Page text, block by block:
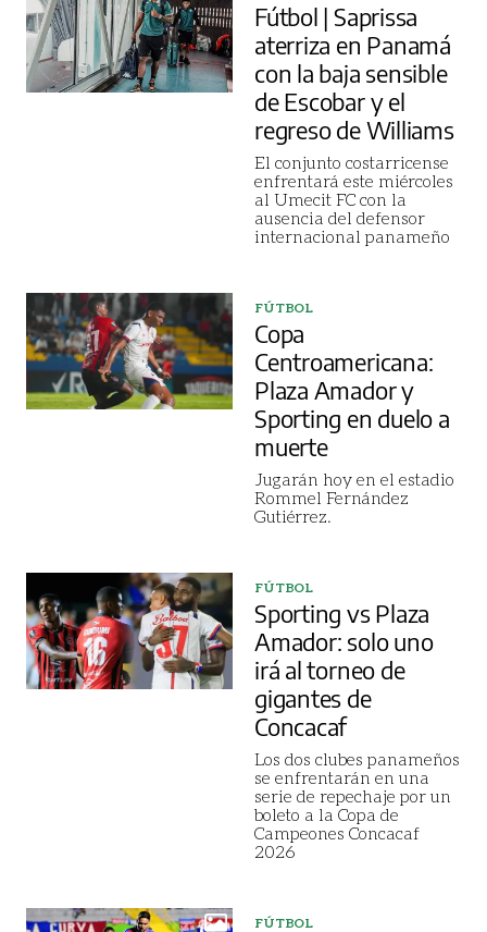
Fútbol | Saprissa
aterriza en Panamá
con la baja sensible
de Escobar y el
regreso de Williams
El conjunto costarricense
enfrentará este miércoles
al Umecit FC con la
ausencia del defensor
internacional panameño
FÚTBOL
Copa
Centroamericana:
Plaza Amador y
Sporting en duelo a
muerte
Jugarán hoy en el estadio
Rommel Fernández
Gutiérrez.
FÚTBOL
Sporting vs Plaza
Amador: solo uno
irá al torneo de
gigantes de
Concacaf
Los dos clubes panameños
se enfrentarán en una
serie de repechaje por un
boleto a la Copa de
Campeones Concacaf
2026
FÚTBOL